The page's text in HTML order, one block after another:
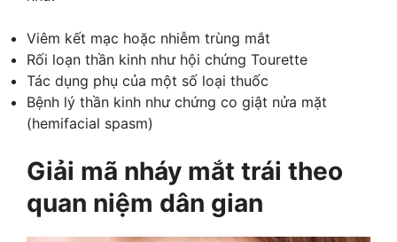
Viêm kết mạc hoặc nhiễm trùng mắt
Rối loạn thần kinh như hội chứng Tourette
Tác dụng phụ của một số loại thuốc
Bệnh lý thần kinh như chứng co giật nửa mặt
(hemifacial spasm)
Giải mã nháy mắt trái theo
quan niệm dân gian